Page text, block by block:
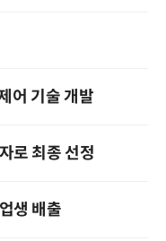
어 기술 개발
로 최종 선정
생 배출